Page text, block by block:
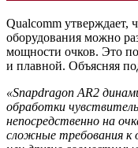
Qualcomm утверждает,
оборудования можно
мощности очков. Это
и плавной. Объясняя
«Snapdragon AR2
обработки
непосредственно на
сложные требования